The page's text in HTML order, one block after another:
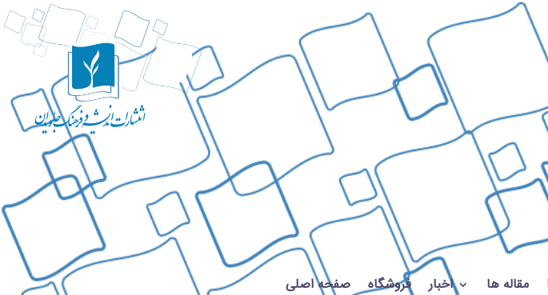
صفحه اصلی فروشگاه اخبار مقاله ها